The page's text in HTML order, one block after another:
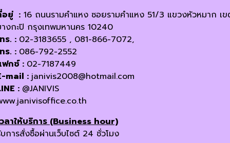
อยู่ : 16 ถนนรามคำแหง ซอยรามคำแหง 51/3 แขวงหัวหมาก เ
งกะปิ กรุงเทพมหานคร 10240
ร. : 02-3183655 , 081-866-7072,
ร. : 086-792-2552
กซ์ : 02-7187449
mail : janivis2008@hotmail.com
: @JANIVIS
ลาให้บริการ (Business hour)
การสั่งซื้อผ่านเว็บไซต์ 24 ชั่วโมง